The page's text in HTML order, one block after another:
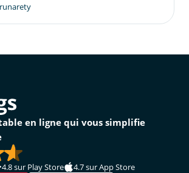
en ligne qui vous simplifie
4.8sur Play Store 4.7sur App Store